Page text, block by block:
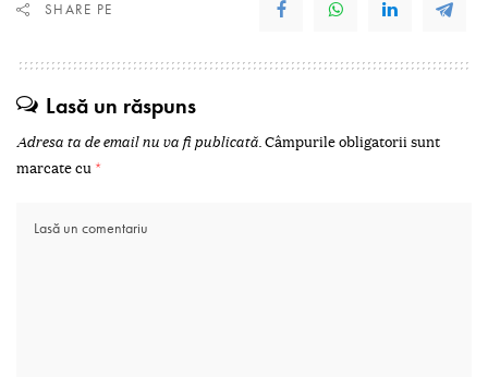
SHARE PE
Lasă un răspuns
Adresa ta de email nu va fi publicată.Câmpurile obligatorii sunt
marcate cu *